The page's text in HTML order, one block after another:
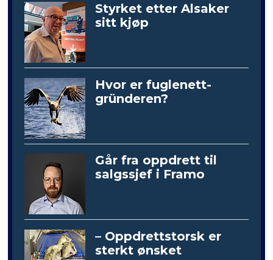
Styrket etter Alsaker
sitt kjøp
Hvor er fuglenett-
gründeren?
Går fra oppdrett til
salgssjef i Framo
– Oppdrettstorsk er
sterkt ønsket